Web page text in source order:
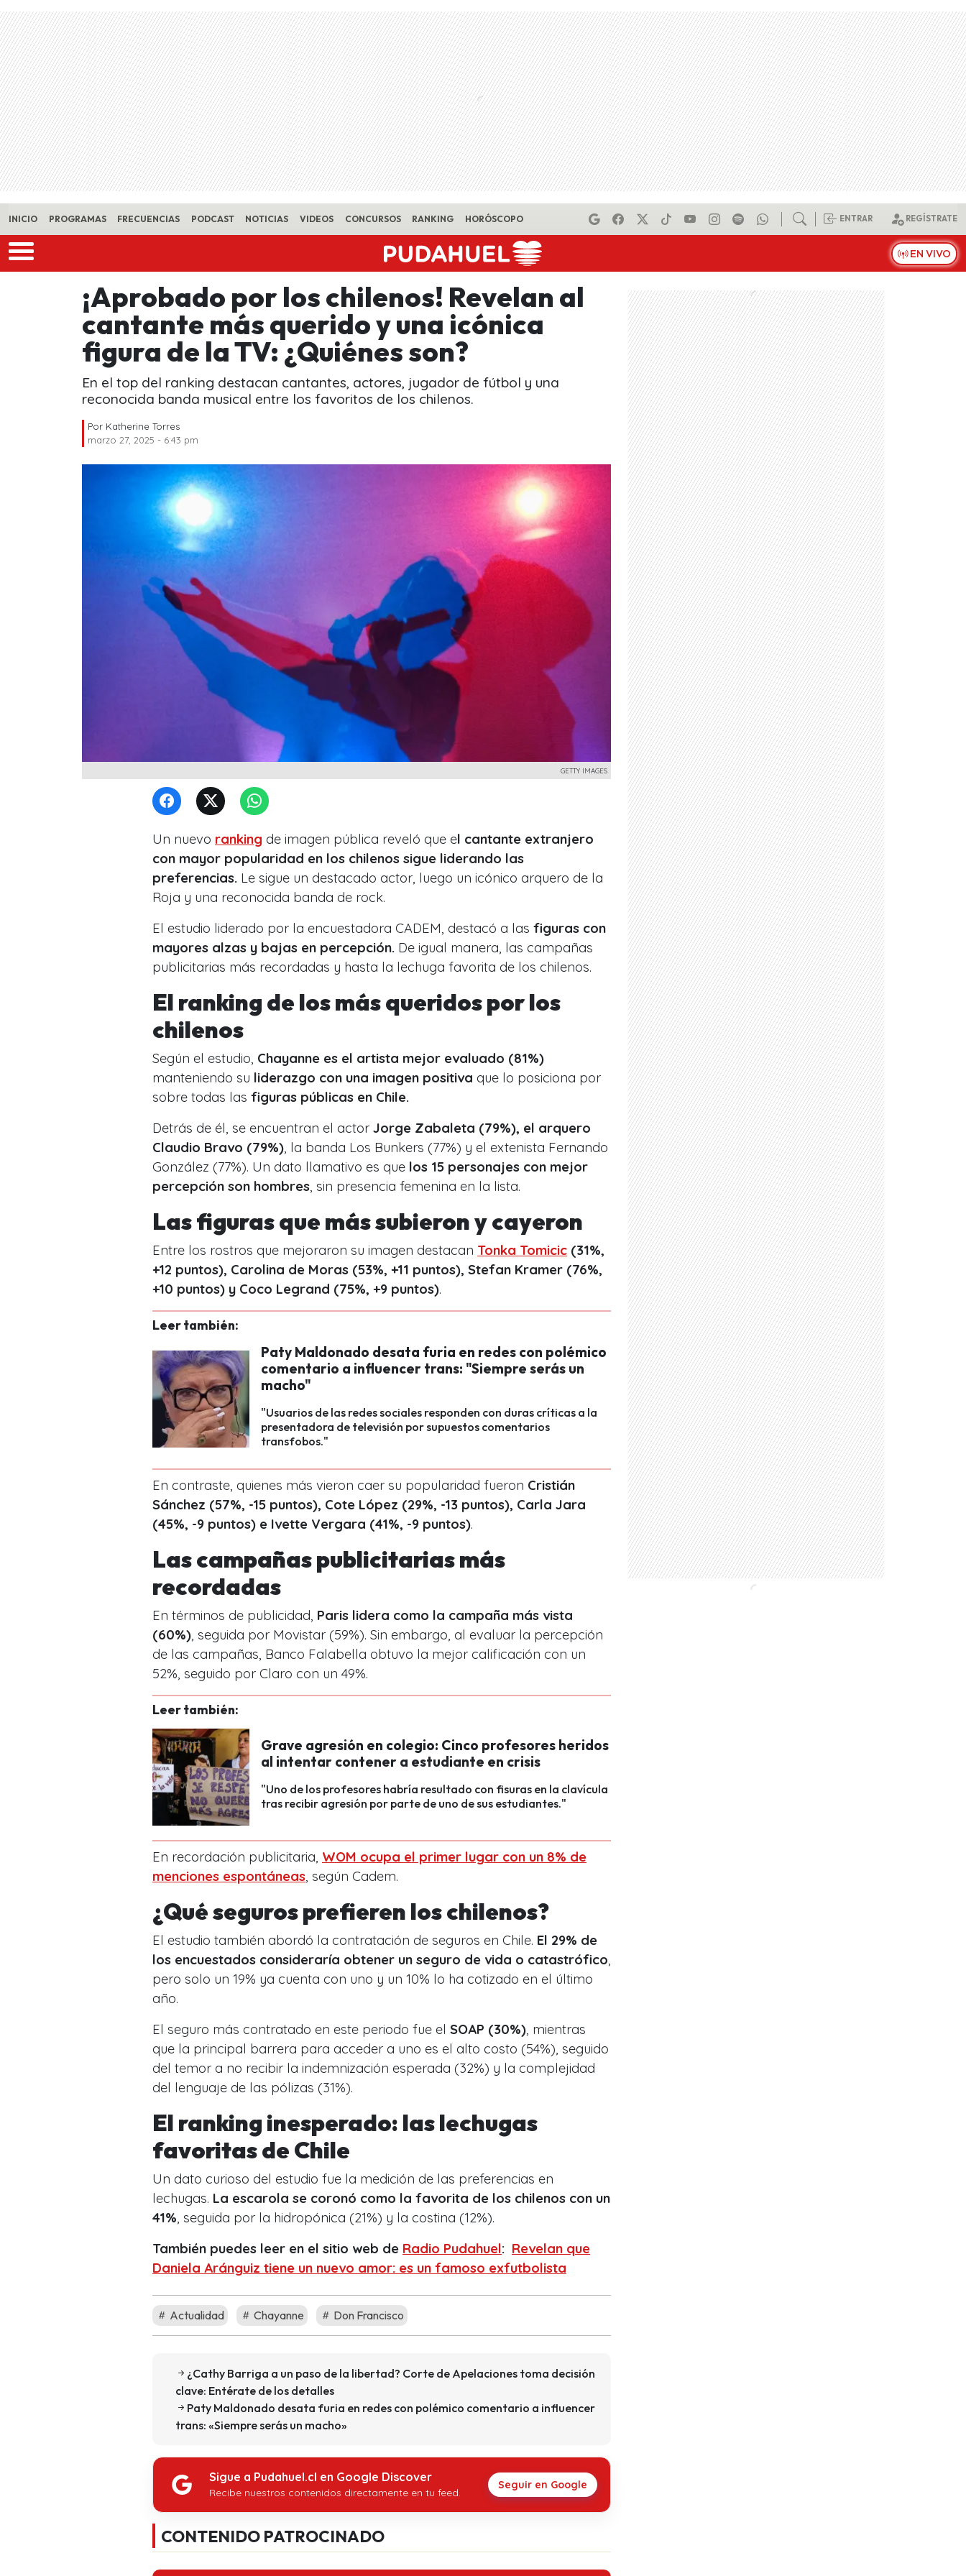
Skip to main content
INICIO PROGRAMAS FRECUENCIAS PODCAST NOTICIAS VIDEOS CONCURSOS RANKING HORÓSCOPO ENTRAR REGÍSTRATE
EN VIVO
¡Aprobado por los chilenos! Revelan al
cantante más querido y una icónica
figura de la TV: ¿Quiénes son?
En el top del ranking destacan cantantes, actores, jugador de fútbol y una
reconocida banda musical entre los favoritos de los chilenos.
Por Katherine Torres
marzo 27, 2025 - 6:43 pm
GETTY IMAGES
Un nuevo ranking de imagen pública reveló que el cantante extranjero
con mayor popularidad en los chilenos sigue liderando las
preferencias. Le sigue un destacado actor, luego un icónico arquero de la
Roja y una reconocida banda de rock.
El estudio liderado por la encuestadora CADEM, destacó a las figuras con
mayores alzas y bajas en percepción. De igual manera, las campañas
publicitarias más recordadas y hasta la lechuga favorita de los chilenos.
El ranking de los más queridos por los
chilenos
Según el estudio, Chayanne es el artista mejor evaluado (81%)
manteniendo su liderazgo con una imagen positiva que lo posiciona por
sobre todas las figuras públicas en Chile.
Detrás de él, se encuentran el actor Jorge Zabaleta (79%), el arquero
Claudio Bravo (79%) , la banda Los Bunkers (77%) y el extenista Fernando
González (77%). Un dato llamativo es que los 15 personajes con mejor
percepción son hombres , sin presencia femenina en la lista.
Las figuras que más subieron y cayeron
Entre los rostros que mejoraron su imagen destacan Tonka Tomicic (31%,
+12 puntos), Carolina de Moras (53%, +11 puntos), Stefan Kramer (76%,
+10 puntos) y Coco Legrand (75%, +9 puntos).
Leer también:
Paty Maldonado desata furia en redes con polémico
comentario a influencer trans: "Siempre serás un
macho"
"Usuarios de las redes sociales responden con duras críticas a la
presentadora de televisión por supuestos comentarios
transfobos."
En contraste, quienes más vieron caer su popularidad fueron Cristián
Sánchez (57%, -15 puntos), Cote López (29%, -13 puntos), Carla Jara
(45%, -9 puntos) e Ivette Vergara (41%, -9 puntos).
Las campañas publicitarias más
recordadas
En términos de publicidad, Paris lidera como la campaña más vista
(60%) , seguida por Movistar (59%). Sin embargo, al evaluar la percepción
de las campañas, Banco Falabella obtuvo la mejor calificación con un
52%, seguido por Claro con un 49%.
Leer también:
Grave agresión en colegio: Cinco profesores heridos
al intentar contener a estudiante en crisis
"Uno de los profesores habría resultado con fisuras en la clavícula
tras recibir agresión por parte de uno de sus estudiantes."
En recordación publicitaria, WOM ocupa el primer lugar con un 8% de
menciones espontáneas , según Cadem.
¿Qué seguros prefieren los chilenos?
El estudio también abordó la contratación de seguros en Chile. El 29% de
los encuestados consideraría obtener un seguro de vida o catastrófico
pero solo un 19% ya cuenta con uno y un 10% lo ha cotizado en el último
año.
El seguro más contratado en este periodo fue el SOAP (30%) , mientras
que la principal barrera para acceder a uno es el alto costo (54%), seguido
del temor a no recibir la indemnización esperada (32%) y la complejidad
del lenguaje de las pólizas (31%).
El ranking inesperado: las lechugas
favoritas de Chile
Un dato curioso del estudio fue la medición de las preferencias en
lechugas. La escarola se coronó como la favorita de los chilenos con un
41% , seguida por la hidropónica (21%) y la costina (12%).
También puedes leer en el sitio web de Radio Pudahuel: Revelan que
Daniela Aránguiz tiene un nuevo amor: es un famoso exfutbolista
Actualidad Chayanne Don Francisco
¿Cathy Barriga a un paso de la libertad? Corte de Apelaciones toma decisión
clave: Entérate de los detalles
Paty Maldonado desata furia en redes con polémico comentario a influencer
trans: «Siempre serás un macho»
Sigue a Pudahuel.cl en Google Discover
Recibe nuestros contenidos directamente en tu feed.
Seguir en Google
CONTENIDO PATROCINADO